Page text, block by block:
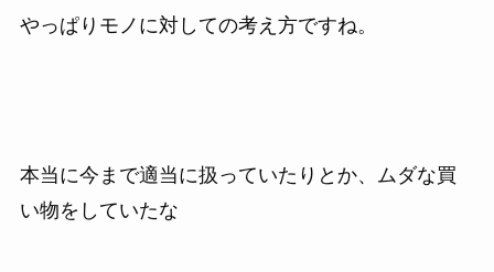
やっぱりモノに対しての考え方ですね。
本当に今まで適当に扱っていたりとか、ムダな買
い物をしていたな